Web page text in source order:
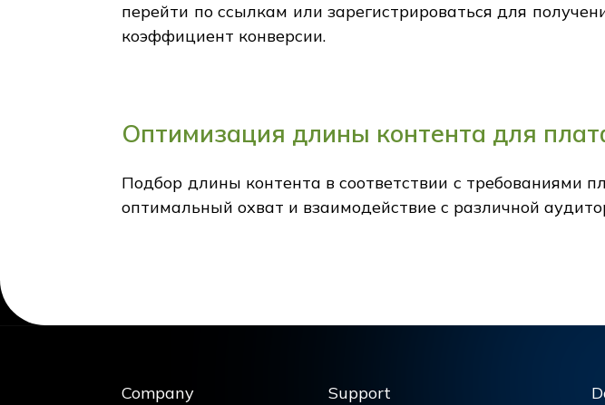
перейти по ссылкам или зарегистрироваться для
коэффициент конверсии.
Оптимизация длины контента для
Подбор длины контента в соответствии с требованиями
оптимальный охват и взаимодействие с различной
Company Support